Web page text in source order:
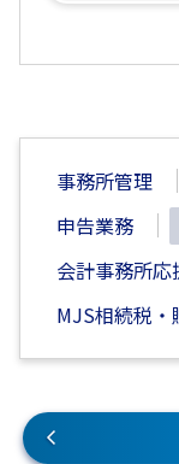
事務所管理
申告業務
会計事務所応
MJS相続税